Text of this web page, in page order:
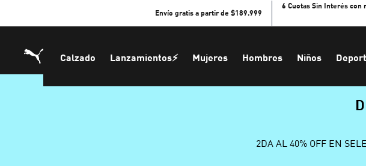
Envío gratis a partir de $189.999
6 Cuotas Sin Interés con
Calzado Lanzamientos⚡ Mujeres Hombres Niños
2DA AL 40% OFF EN